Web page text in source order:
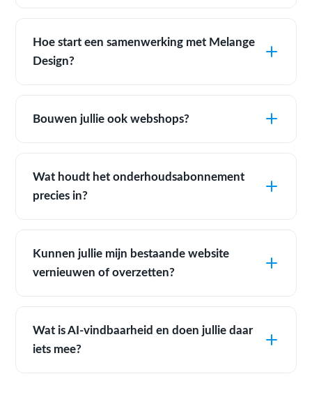
Hoe start een samenwerking met Melange
Design?
Bouwen jullie ook webshops?
Wat houdt het onderhoudsabonnement
precies in?
Kunnen jullie mijn bestaande website
vernieuwen of overzetten?
Wat is AI-vindbaarheid en doen jullie daar
iets mee?